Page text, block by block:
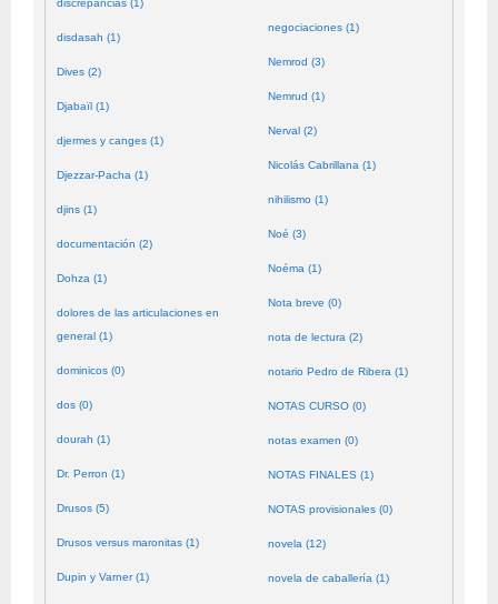
discrepancias (1)
disdasah (1)
Dives (2)
Djabaïl (1)
djermes y canges (1)
Djezzar-Pacha (1)
djins (1)
documentación (2)
Dohza (1)
dolores de las articulaciones en
general (1)
dominicos (0)
dos (0)
dourah (1)
Dr. Perron (1)
Drusos (5)
Drusos versus maronitas (1)
Dupin y Varner (1)
negociaciones (1)
Nemrod (3)
Nemrud (1)
Nerval (2)
Nicolás Cabrillana (1)
nihilismo (1)
Noé (3)
Noéma (1)
Nota breve (0)
nota de lectura (2)
notario Pedro de Ribera (1)
NOTAS CURSO (0)
notas examen (0)
NOTAS FINALES (1)
NOTAS provisionales (0)
novela (12)
novela de caballería (1)